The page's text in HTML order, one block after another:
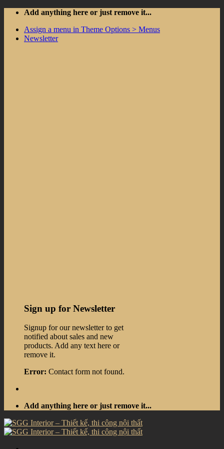
Skip
content
Add anything here or just remove it...
Assign a menu in Theme Options > Menus
Newsletter
Sign up for Newsletter
Signup for our newsletter to get
notified about sales and new
products. Add any text here or
remove it.
Error: Contact form not found.
Add anything here or just remove it...